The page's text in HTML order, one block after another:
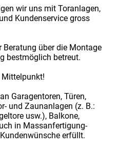
wir uns mit Toranlagen,
Kundenservice gross
Beratung über die Montage
bestmöglich betreut.
Mittelpunkt!
Garagentoren, Türen,
und Zaunanlagen (z. B.:
usw.), Balkone,
in Massanfertigung-
erfüllt.